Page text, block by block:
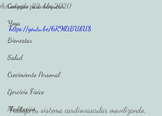
Consejos para bloguear
Yoga
Bienestar
Salud
Crecimiento Personal
Ejercicio Físico
Meditación
Actualizado:22 mar 2020
https://youtu.be/6R9lEtBUkU8
Trabaja tu sistema cardiovascular movilizando,